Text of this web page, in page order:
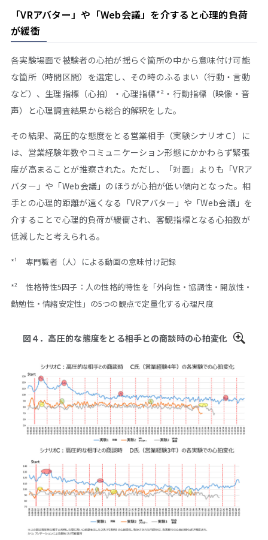
「VRアバター」や「Web会議」を介すると心理的負荷
が緩衝
各実験場面で被験者の心拍が揺らぐ箇所の中から意味付け可能
な箇所（時間区間）を選定し、その時のふるまい（行動・言動
など）、生理指標（心拍）・心理指標*²・行動指標（映像・音
声）と心理調査結果から総合的解釈をした。
その結果、高圧的な態度をとる営業相手（実験シナリオＣ）に
は、営業経験年数やコミュニケーション形態にかかわらず緊張
度が高まることが推察された。ただし、「対面」よりも「VRア
バター」や「Web会議」のほうが心拍が低い傾向となった。相
手との心理的距離が遠くなる「VRアバター」や「Web会議」を
介することで心理的負荷が緩衝され、客観指標となる心拍数が
低減したと考えられる。
*¹ 専門職者（人）による動画の意味付け記録
*² 性格特性5因子：人の性格的特性を「外向性・協調性・開放性・
勤勉性・情緒安定性」の5つの観点で定量化する心理尺度
図４．高圧的な態度をとる相手との商談時の心拍変化